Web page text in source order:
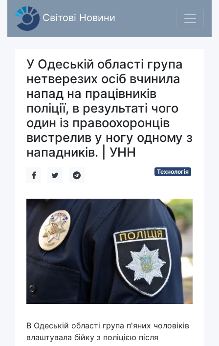
Світові Новини
У Одеській області група
нетверезих осіб вчинила
напад на працівників
поліції, в результаті чого
один із правоохоронців
вистрелив у ногу одному з
нападників. | УНН
Технологія
В Одеській області група п'яних чоловіків
влаштувала бійку з поліцією після